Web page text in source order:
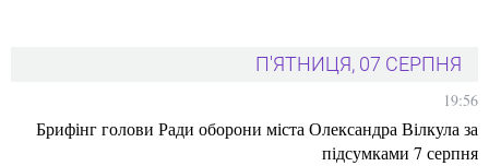
П'ЯТНИЦЯ, 07 СЕРПНЯ
19:56
Брифінг голови Ради оборони міста Олександра Вілкула за
підсумками 7 серпня